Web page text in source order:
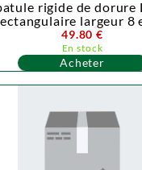
rigide de dorure
largeur 8
49.80 €
En stock
Acheter